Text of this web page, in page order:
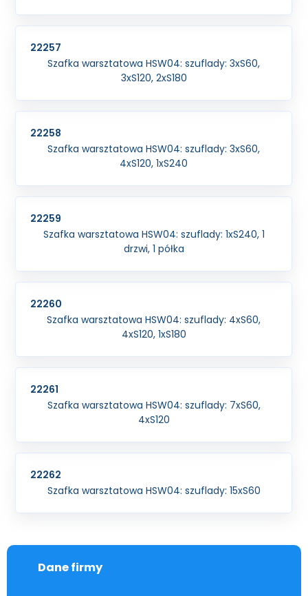
22257
Szafka warsztatowa HSW04: szuflady: 3xS60,
3xS120, 2xS180
22258
Szafka warsztatowa HSW04: szuflady: 3xS60,
4xS120, 1xS240
22259
Szafka warsztatowa HSW04: szuflady: 1xS240, 1
drzwi, 1 półka
22260
Szafka warsztatowa HSW04: szuflady: 4xS60,
4xS120, 1xS180
22261
Szafka warsztatowa HSW04: szuflady: 7xS60,
4xS120
22262
Szafka warsztatowa HSW04: szuflady: 15xS60
Dane firmy